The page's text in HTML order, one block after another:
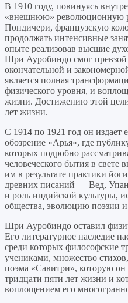
В 1910 году, повинуясь
«внешнюю» революционную
Пондичери, французскую
продолжать интенсивные
опыте реализовав высшие
Шри Ауробиндо смог
окончательной и
является полная
физического уровня, и
жизни. Достижению этой
лет жизни.
С 1914 по 1921 год он издает
обозрение «Арья», где
которых подробно
человеческого бытия в свете
им в результате практики
древних писаний — Вед,
и роль индийской культуры,
общества, эволюцию поэзии и
Шри Ауробиндо оставил
Его литературное наследие
среди которых философские
учениками, множество
поэма «Савитри», которую он
тридцати пяти лет жизни и
воплощением его